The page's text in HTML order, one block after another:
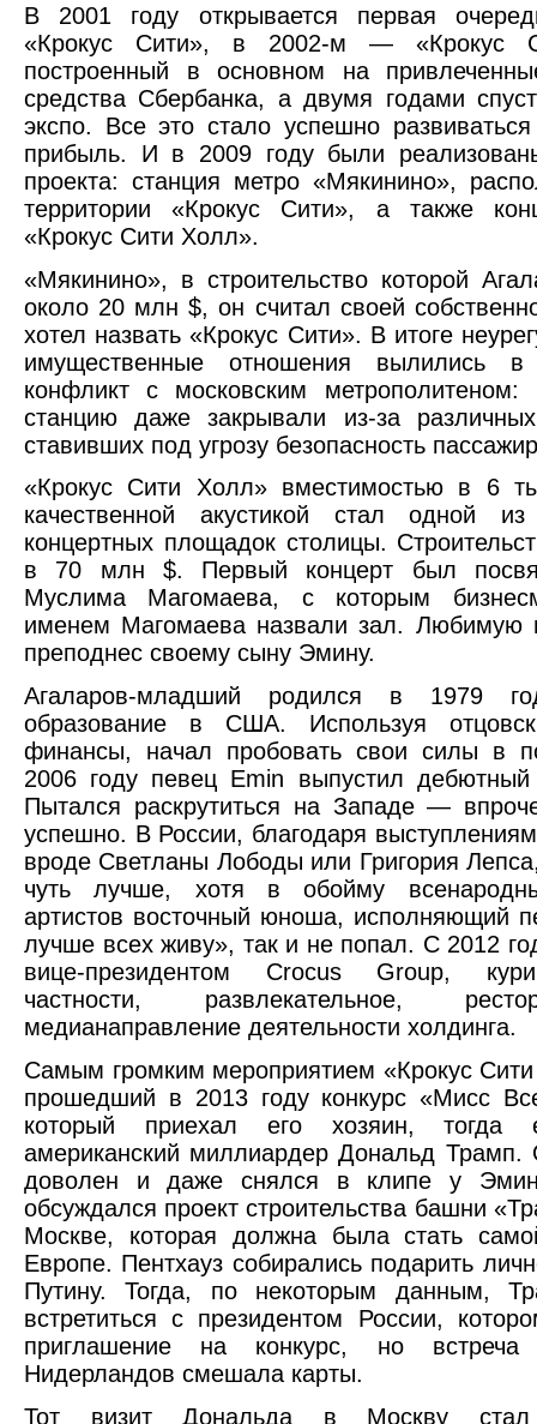
В 2001 году открывается первая
«Крокус Сити», в 2002-м — «Крокус
построенный в основном на
средства Сбербанка, а двумя годами
экспо. Все это стало успешно
прибыль. И в 2009 году были
проекта: станция метро «Мякинино»,
территории «Крокус Сити», а также
«Крокус Сити Холл».
«Мякинино», в строительство которой
около 20 млн $, он считал своей
хотел назвать «Крокус Сити». В итоге
имущественные отношения вылились в
конфликт с московским
станцию даже закрывали из-за
ставивших под угрозу безопасность
«Крокус Сити Холл» вместимостью в 6
качественной акустикой стал одной из
концертных площадок столицы.
в 70 млн $. Первый концерт был
Муслима Магомаева, с которым
именем Магомаева назвали зал. Любимую
преподнес своему сыну Эмину.
Агаларов-младший родился в 1979
образование в США. Используя
финансы, начал пробовать свои силы в
2006 году певец Emin выпустил
Пытался раскрутиться на Западе —
успешно. В России, благодаря
вроде Светланы Лободы или Григория
чуть лучше, хотя в обойму
артистов восточный юноша, исполняющий
лучше всех живу», так и не попал. C 2012
вице-президентом Crocus Group,
частности, развлекательное,
медианаправление деятельности холдинга.
Самым громким мероприятием «Крокус
прошедший в 2013 году конкурс «Мисс
который приехал его хозяин, тогда
американский миллиардер Дональд
доволен и даже снялся в клипе у
обсуждался проект строительства башни
Москве, которая должна была стать
Европе. Пентхауз собирались подарить
Путину. Тогда, по некоторым данным,
встретиться с президентом России,
приглашение на конкурс, но
Нидерландов смешала карты.
Тот визит Дональда в Москву стал